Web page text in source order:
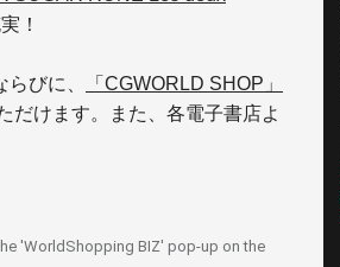
！
びに、
「CGWORLD SHOP」
だけます。また、各電子書店よ
'WorldShopping BIZ' pop-up on the